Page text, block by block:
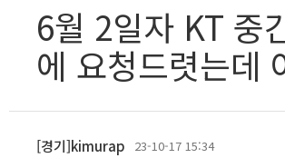
6월 2일자 KT 중
에 요청드렷는데
[경기]kimurap 23-10-17 15:34